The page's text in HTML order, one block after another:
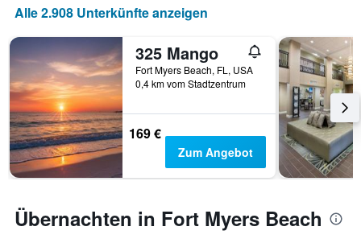
Alle 2.908 Unterkünfte anzeigen
325 Mango
Fort Myers Beach, FL, USA
0,4 km vom Stadtzentrum
169 €
Zum Angebot
Übernachten in Fort Myers Beach